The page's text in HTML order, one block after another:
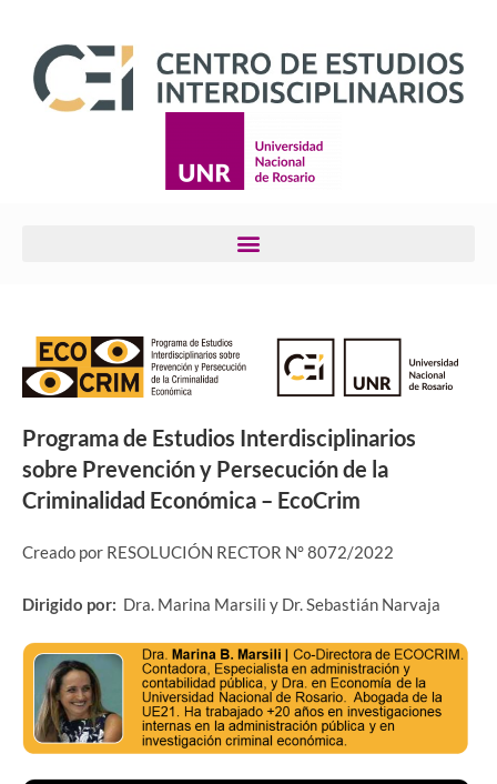
Programa de Estudios Interdisciplinarios
sobre Prevención y Persecución de la
Criminalidad Económica – EcoCrim
Creado por RESOLUCIÓN RECTOR N° 8072/2022
Dirigido por: Dra. Marina Marsili y Dr. Sebastián Narvaja